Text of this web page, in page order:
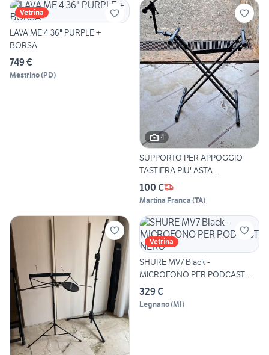
Vetrina
LAVA ME 4 36" PURPLE +
BORSA
749 €
Mestrino(PD)
4
SUPPORTO PER APPOGGIO
TASTIERA PIU' ASTA
MICROFONO
100 €
Martina Franca (TA)
Vetrina
SHURE MV7 Black -
MICROFONO PER PODCAST
NERO
329 €
Legnano(MI)